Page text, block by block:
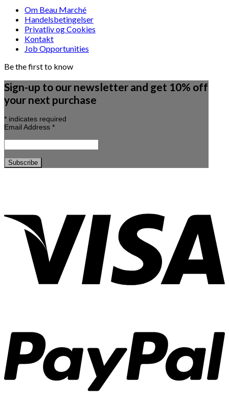
Om Beau Marché
Handelsbetingelser
Privatliv og Cookies
Kontakt
Job Opportunities
Be the first to know
Sign-up to our newsletter and get 10% off
your next purchase
* indicates required
Email Address *